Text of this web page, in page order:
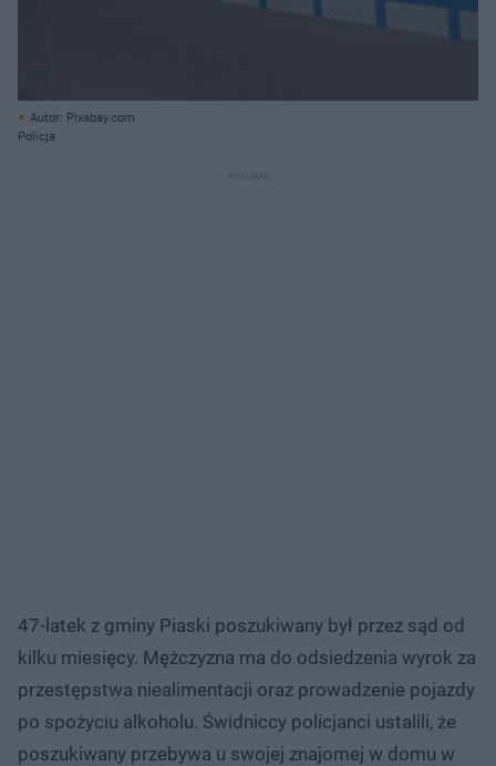
Autor: Pixabay.com
Policja
47-latek z gminy Piaski poszukiwany był przez sąd od
kilku miesięcy. Mężczyzna ma do odsiedzenia wyrok za
przestępstwa niealimentacji oraz prowadzenie pojazdy
po spożyciu alkoholu. Świdniccy policjanci ustalili, że
poszukiwany przebywa u swojej znajomej w domu w